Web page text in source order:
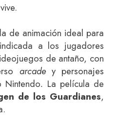
de animación ideal para
a los jugadores
de antaño, con
arcadey personajes
. La película de
de los Guardianes,